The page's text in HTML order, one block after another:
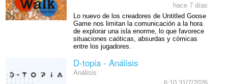
hace 7 días
Lo nuevo de los creadores de Untitled Goose
Game nos limitan la comunicación a la hora
de explorar una isla enorme, lo que favorece
situaciones caóticas, absurdas y cómicas
entre los jugadores.
D-topia - Análisis
Análisis